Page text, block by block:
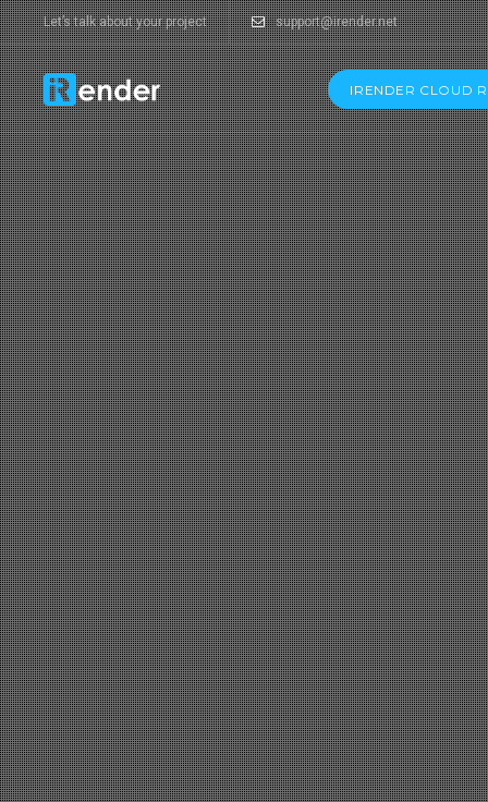
Let’s talk about your project support@irender.net
IRENDER CLOUD